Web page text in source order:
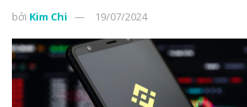
bởi Kim Chi 19/07/2024